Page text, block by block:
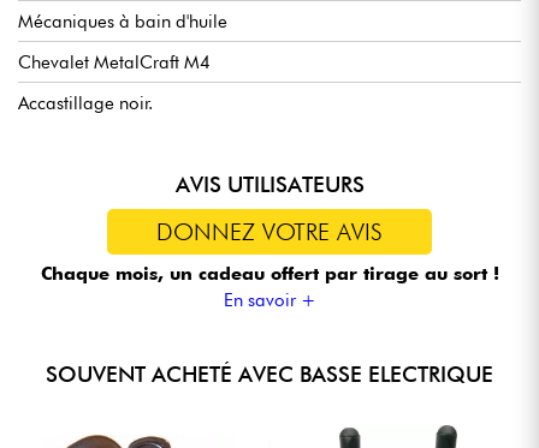
Mécaniques à bain d'huile
Chevalet MetalCraft M4
Accastillage noir.
AVIS UTILISATEURS
DONNEZ VOTRE AVIS
Chaque mois, un cadeau offert par tirage au sort !
En savoir +
SOUVENT ACHETÉ AVEC BASSE ELECTRIQUE